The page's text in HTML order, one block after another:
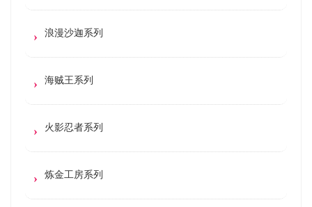
浪漫沙迦系列
海贼王系列
火影忍者系列
炼金工房系列